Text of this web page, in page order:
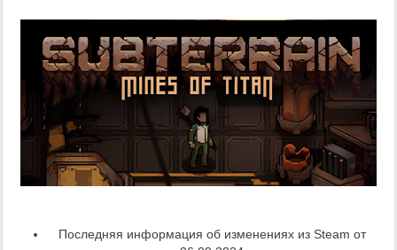
Последняя информация об изменениях из Steam от